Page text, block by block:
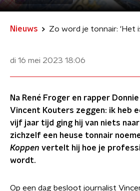
Nieuws
di 16 mei 2023 18:06
Na René Froger en rapper
Vincent Kouters zeggen: ik heb
vijf jaar tijd ging hij van niets
zichzelf een heuse tonnair
Koppen vertelt hij hoe je
wordt.
Op een dag besloot journalist